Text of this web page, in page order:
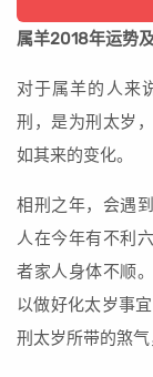
属羊2018年运势
对于属羊的人来
刑，是为刑太岁
如其来的变化。
相刑之年，会遇
人在今年有不利
者家人身体不顺
以做好化太岁事
刑太岁所带的煞气